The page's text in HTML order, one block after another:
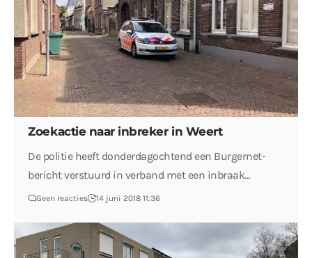
Zoekactie naar inbreker in Weert
De politie heeft donderdagochtend een Burgernet-
bericht verstuurd in verband met een inbraak…
Geen reacties 14 juni 2018 11:36